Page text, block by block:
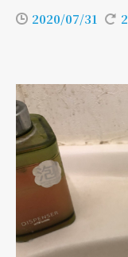
2020/07/31